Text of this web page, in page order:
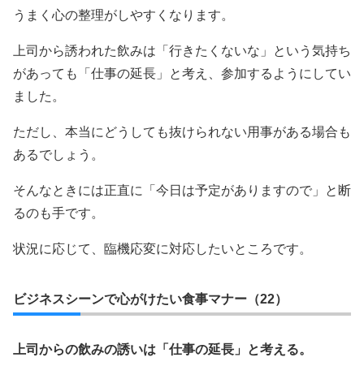
うまく心の整理がしやすくなります。
上司から誘われた飲みは「行きたくないな」という気持ち
があっても「仕事の延長」と考え、参加するようにしてい
ました。
ただし、本当にどうしても抜けられない用事がある場合も
あるでしょう。
そんなときには正直に「今日は予定がありますので」と断
るのも手です。
状況に応じて、臨機応変に対応したいところです。
ビジネスシーンで心がけたい食事マナー（22）
上司からの飲みの誘いは「仕事の延長」と考える。